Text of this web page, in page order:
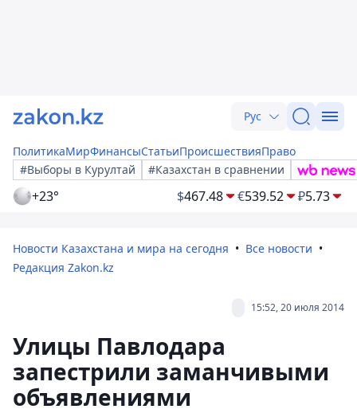
Рус
ПолитикаМирФинансыСтатьиПроисшествияПраво
#Выборы в Курултай
#Казахстан в сравнении
+23° $467.48 €539.52 ₽5.73
Новости Казахстана и мира на сегодня
Все новости
Редакция Zakon.kz
15:52, 20 июля 2014
Улицы Павлодара
запестрили заманчивыми
объявлениями